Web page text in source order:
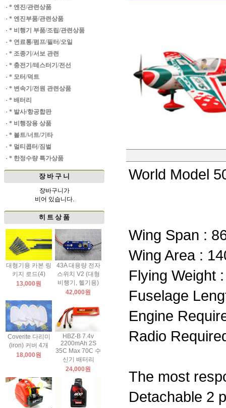
· * 엔진/관련상품
· * 엔진부품/관련상품
· * 비행기 부품/조립/관련상품
· * 연료통/펌프/필터/오일
· * 조종기/서보 관련
· * 충전기/테스터기/전선
· * 모터/덕트
· * 변속기/전원 관련상품
· * 배터리
· * 발사/항공합판
· * 비행장용 상품
· * 볼트/너트/기타
· * 멀티콥터/짐벌
· * 한정수량 특가상품
장 바 구 니
장바구니가
비어 있습니다.
히 트 상 품
대형기용 카본 링
키지 로드(4)
13,000원
43A 대용량 전자
스위치 V2 (대형
비행기, 헬기용)
42,000원
Coverite 다리미
(iron) 커버 4개
18,000원
HBZ-B 7.4v
2200mAh 2S
35C Max 70C 수
신기 배터리
24,000원
World Model
Wing Span :
Wing Area :
Flying Weight
Fuselage
Engine
Radio
The most
Detachable 2